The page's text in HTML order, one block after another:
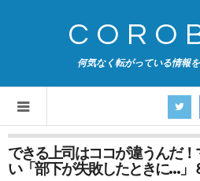
何気なく転がっている情報
できる上司はココが違うんだ
い「部下が失敗したときに…」